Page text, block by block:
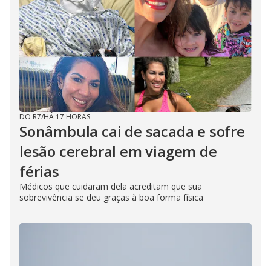
DO R7/HÁ 17 HORAS
Sonâmbula cai de sacada e sofre
lesão cerebral em viagem de
férias
Médicos que cuidaram dela acreditam que sua
sobrevivência se deu graças à boa forma física